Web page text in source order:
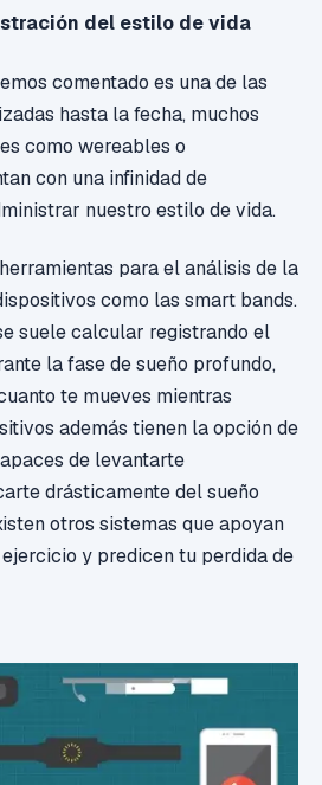
del estilo de vida
comentado es una de las
hasta la fecha, muchos
como wereables o
con una infinidad de
nuestro estilo de vida.
para el análisis de la
como las smart bands.
suele calcular registrando el
la fase de sueño profundo,
te mueves mientras
además tienen la opción de
de levantarte
drásticamente del sueño
otros sistemas que apoyan
y predicen tu perdida de